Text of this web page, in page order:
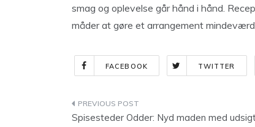
smag og oplevelse går hånd i hånd.
måder at gøre et arrangement
FACEBOOK TWITTER
Indlægsnavigation
Spisesteder Odder: Nyd maden med